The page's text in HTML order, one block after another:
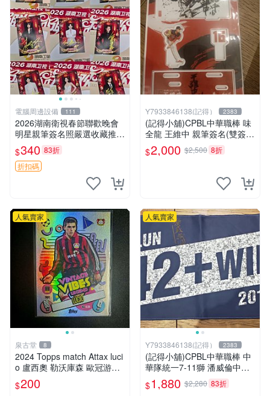
電腦周邊設備 111
2026湖南衛視春節聯歡晚會
明星親筆簽名照嚴選收藏推薦
何炅任賢齊李一桐 何炅 任賢
齊 簽名照 春節聯歡晚會 演員
合影 歌手簽名
$340 83折
折扣碼
Y7933846138(記得） 2383
(記得小舖)CPBL中華職棒 味
全龍 王維中 親筆簽名(雙簽)
墨繪壓克力牌 台灣現貨如圖
$2,000 $2,500 8折
人氣賣家
泉古堂 8
2024 Topps match Attax luci
o 盧西奧 勒沃庫森 歐冠游戲
版 年代氛圍特卡 銀折 巖-109
$200
人氣賣家
Y7933846138(記得） 2383
(記得小舖)CPBL中華職棒 中
華隊統一7-11獅 潘威倫中職1
42勝紀念簽名運動毛巾 台灣
現貨如圖
$1,880 $2,280 83折